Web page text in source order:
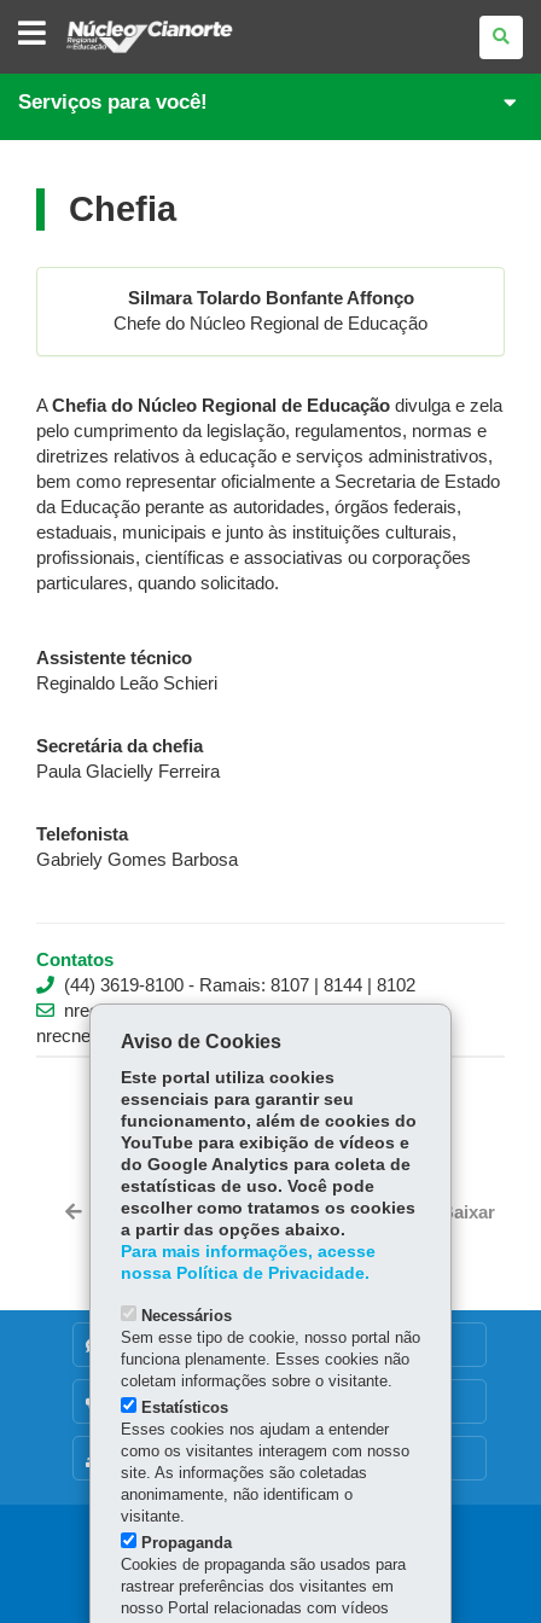
NÚCLEO
REGIONAL
EDUCAÇÃO
DE
CIANORTE
Serviços para você!
Chefia
Silmara Tolardo Bonfante Affonço
Chefe do Núcleo Regional de Educação
AChefia do Núcleo Regional de Educação divulga e zela
pelo cumprimento da legislação, regulamentos, normas e
diretrizes relativos à educação e serviços administrativos,
bem como representar oficialmente a Secretaria de Estado
da Educação perante as autoridades, órgãos federais,
estaduais, municipais e junto às instituições culturais,
profissionais, científicas e associativas ou corporações
particulares, quando solicitado.
Assistente técnico
Reginaldo Leão Schieri
Secretária da chefia
Paula Glacielly Ferreira
Telefonista
Gabriely Gomes Barbosa
Contatos
(44) 3619-8100 - Ramais: 8107 | 8144 | 8102
nrecne_ass.tecnico@educacao.pr.gov.br |
nrecne_chefia@educacao.pr.gov.br
COMPARTILHE:
Fa
ce
bo
ok
Tw
itt
er
W
ha
ts
p
Voltar Início Imprimir Baixar
MAPA DO SITE
DENUNCIE CORRUPÇÃO
OUVIDORIA
Navegação
principal
Aviso de Cookies
Este portal utiliza cookies
essenciais para garantir seu
funcionamento, além de cookies do
YouTube para exibição de vídeos e
do Google Analytics para coleta de
estatísticas de uso. Você pode
escolher como tratamos os cookies
a partir das opções abaixo.
Para mais informações, acesse
nossa Política de Privacidade.
Necessários
Sem esse tipo de cookie, nosso portal não
funciona plenamente. Esses cookies não
coletam informações sobre o visitante.
Estatísticos
Esses cookies nos ajudam a entender
como os visitantes interagem com nosso
site. As informações são coletadas
anonimamente, não identificam o
visitante.
Propaganda
Cookies de propaganda são usados para
rastrear preferências dos visitantes em
nosso Portal relacionadas com vídeos